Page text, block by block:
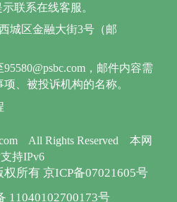
All Rights Reserved
本网
持IPv6
所有 京ICP备07021605号
11040102700173号
联系在线客服。
城区金融大街3号（邮
，邮件内容需
、被投诉机构的名称。